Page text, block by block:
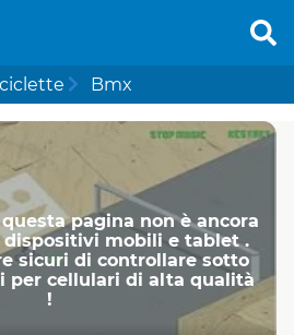
Bmx
pagina non è ancora
mobili e tablet .
sicuri di controllare sotto
per cellulari di alta qualità
!